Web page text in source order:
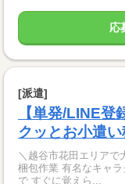
応
[派遣]
【単発/LINE
クッとお小遣
＼越谷市花田エリアで
梱包作業 有名なキャ
で すぐに覚えら...